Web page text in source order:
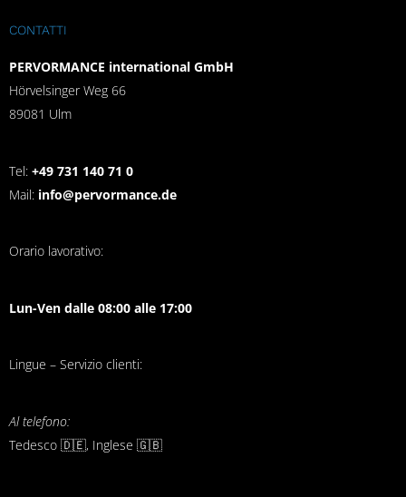
CONTATTI
PERVORMANCE international GmbH
Hörvelsinger Weg 66
89081 Ulm
Tel: +49 731 140 71 0
Mail: info@pervormance.de
Orario lavorativo:
Lun-Ven dalle 08:00 alle 17:00
Lingue – Servizio clienti:
Al telefono:
Tedesco 🇩🇪, Inglese 🇬🇧